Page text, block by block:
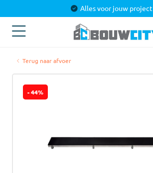
Alles voor jouw project
Terug naar afvoer
- 44%